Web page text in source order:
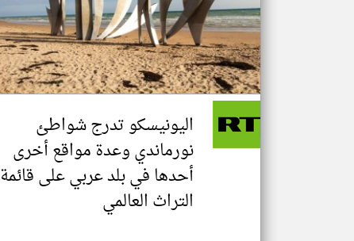
اليونيسكو تدرج شواطئ
نورماندي وعدة مواقع أخرى
أحدها في بلد عربي على قائمة
التراث العالمي